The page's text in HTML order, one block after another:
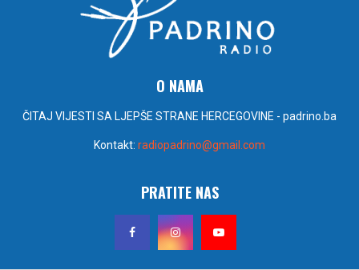
O NAMA
ČITAJ VIJESTI SA LJEPŠE STRANE HERCEGOVINE - padrino.ba
Kontakt: radiopadrino@gmail.com
PRATITE NAS